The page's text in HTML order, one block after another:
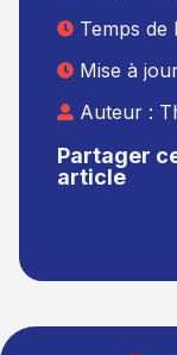
Partager
article
Temps de
Mise à
Auteur :